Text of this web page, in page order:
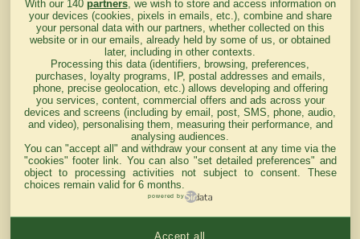
lendemain
Courses
d'aujourd'hui
Haut de Page
With our 140 partners, we wish to store and access information on
your devices (cookies, pixels in emails, etc.), combine and share
your personal data with our partners, whether collected on this
website or in our emails, already held by some of us, or obtained
later, including in other contexts.
Processing this data (identifiers, browsing, preferences,
purchases, loyalty programs, IP, postal addresses and emails,
phone, precise geolocation, etc.) allows developing and offering
you services, content, commercial offers and ads across your
devices and screens (including by email, post, SMS, phone, audio,
and video), personalising them, measuring their performance, and
analysing audiences.
You can "accept all" and withdraw your consent at any time via the
"cookies" footer link . You can also "set detailed preferences" and
object to processing activities not subject to consent. These
choices remain valid for 6 months.
powered by
Accept all